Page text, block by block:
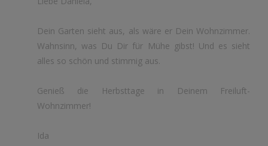
Dein Garten sieht aus, als wäre er Dein Wohnzimmer.
Wahnsinn, was Du Dir für Mühe gibst! Und es sieht
alles so schön und stimmig aus.
Genieß die Herbsttage in Deinem Freiluft-
Wohnzimmer!
Ida